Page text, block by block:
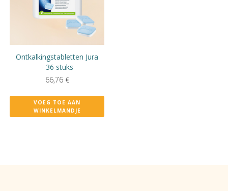
Ontkalkingstabletten Jura
- 36 stuks
66,76 €
VOEG TOE AAN
WINKELMANDJE